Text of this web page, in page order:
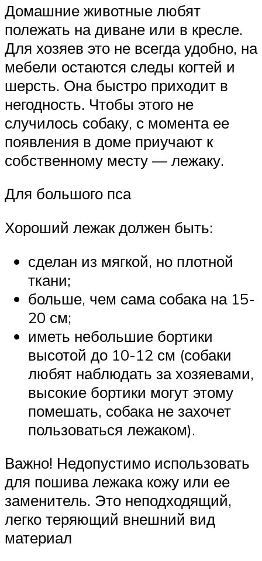
Домашние животные любят
полежать на диване или в кресле.
Для хозяев это не всегда удобно, на
мебели остаются следы когтей и
шерсть. Она быстро приходит в
негодность. Чтобы этого не
случилось собаку, с момента ее
появления в доме приучают к
собственному месту — лежаку.
Для большого пса
Хороший лежак должен быть:
сделан из мягкой, но плотной
ткани;
больше, чем сама собака на 15-
20 см;
иметь небольшие бортики
высотой до 10-12 см (собаки
любят наблюдать за хозяевами,
высокие бортики могут этому
помешать, собака не захочет
пользоваться лежаком).
Важно! Недопустимо использовать
для пошива лежака кожу или ее
заменитель. Это неподходящий,
легко теряющий внешний вид
материал